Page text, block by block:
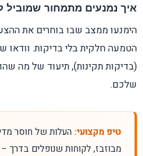
איך נמנעים מתמחור שמוביל
הימנעו ממצב שבו בוחרים את
(בדיקות תקינות), תיעוד של מה
שלכם.
טיפ מקצועי: העלות של חוסר
מבוזבז, לקוחות שנופלים בדרך